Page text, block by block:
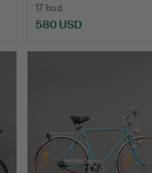
17 bud
580 USD